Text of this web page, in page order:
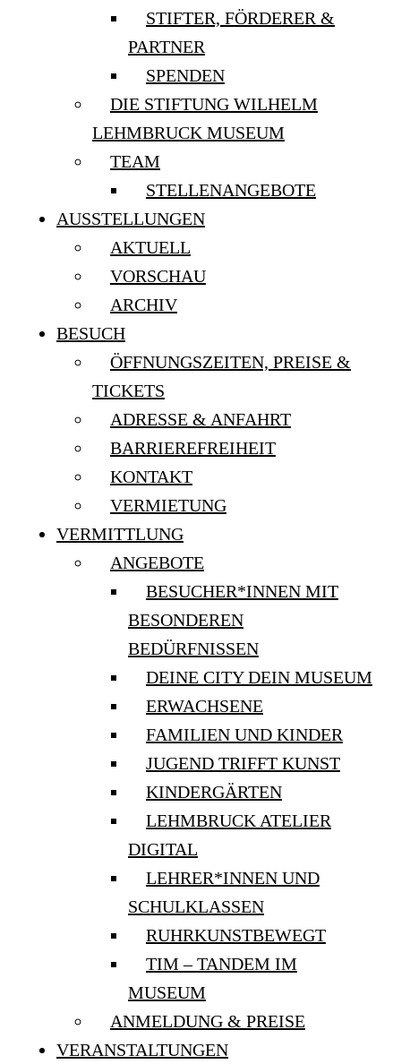
STIFTER, FÖRDERER &
PARTNER
SPENDEN
DIE STIFTUNG WILHELM
LEHMBRUCK MUSEUM
TEAM
STELLENANGEBOTE
AUSSTELLUNGEN
AKTUELL
VORSCHAU
ARCHIV
BESUCH
ÖFFNUNGSZEITEN, PREISE &
TICKETS
ADRESSE & ANFAHRT
BARRIEREFREIHEIT
KONTAKT
VERMIETUNG
VERMITTLUNG
ANGEBOTE
BESUCHER*INNEN MIT
BESONDEREN
BEDÜRFNISSEN
DEINE CITY DEIN MUSEUM
ERWACHSENE
FAMILIEN UND KINDER
JUGEND TRIFFT KUNST
KINDERGÄRTEN
LEHMBRUCK ATELIER
DIGITAL
LEHRER*INNEN UND
SCHULKLASSEN
RUHRKUNSTBEWEGT
TIM – TANDEM IM
MUSEUM
ANMELDUNG & PREISE
VERANSTALTUNGEN